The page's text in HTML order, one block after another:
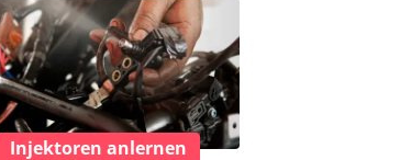
Injektoren anlernen